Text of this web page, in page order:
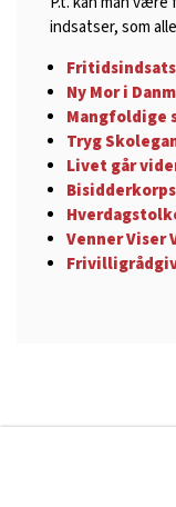
indsatser, som
Ny Mor i
Mangfoldige
Tryg
Livet går
Venner Viser